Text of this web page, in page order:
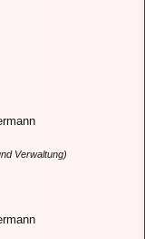
Verwaltung)